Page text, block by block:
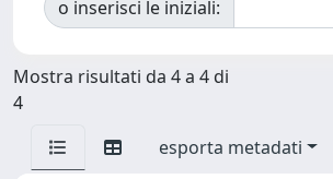
o inserisci le iniziali:
Mostra risultati da 4 a 4 di
4
esporta metadati